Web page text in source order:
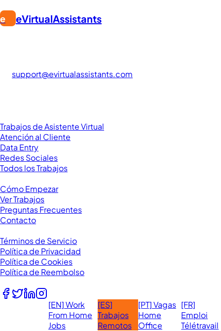
e eVirtualAssistants
support@evirtualassistants.com
Trabajos de Asistente Virtual
Atención al Cliente
Data Entry
Redes Sociales
Todos los Trabajos
Cómo Empezar
Ver Trabajos
Preguntas Frecuentes
Contacto
Términos de Servicio
Política de Privacidad
Política de Cookies
Política de Reembolso
[EN] Work
From Home
Jobs
[ES]
Trabajos
Remotos
[PT] Vagas
Home
Office
[FR]
Emploi
Télétravail